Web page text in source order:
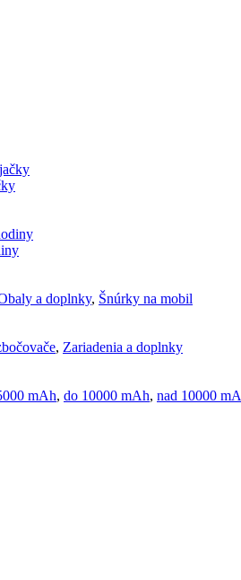
a doplnky, Šnúrky na mobil
, Zariadenia a doplnky
mAh, do 10000 mAh, nad 10000